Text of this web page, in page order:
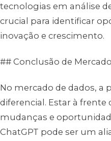
tecnologias em análise
crucial para identificar
inovação e crescimento.
## Conclusão de Mercado
No mercado de dados, a
diferencial. Estar à frente
mudanças e
ChatGPT pode ser um